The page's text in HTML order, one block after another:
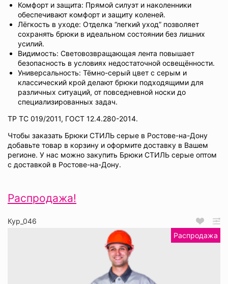
Комфорт и защита: Прямой силуэт и наколенники
обеспечивают комфорт и защиту коленей.
Лёгкость в уходе: Отделка “легкий уход” позволяет
сохранять брюки в идеальном состоянии без лишних
усилий.
Видимость: Световозвращающая лента повышает
безопасность в условиях недостаточной освещённости.
Универсальность: Тёмно-серый цвет с серым и
классический крой делают брюки подходящими для
различных ситуаций, от повседневной носки до
специализированных задач.
ТР ТС 019/2011, ГОСТ 12.4.280-2014.
Чтобы заказать Брюки СТИЛЬ серые в Ростове-на-Дону
добавьте товар в корзину и оформите доставку в Вашем
регионе. У нас можно закупить Брюки СТИЛЬ серые оптом
с доставкой в Ростове-на-Дону.
Распродажа!
Кур_046
Распродажа